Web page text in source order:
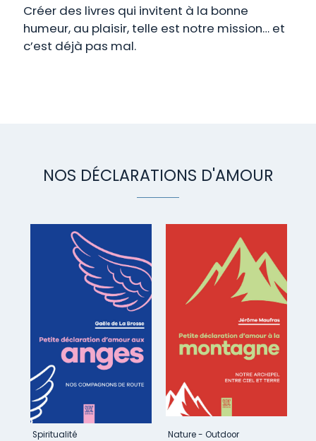
Créer des livres qui invitent à la bonne
humeur, au plaisir, telle est notre mission… et
c’est déjà pas mal.
NOS DÉCLARATIONS D'AMOUR
Spiritualité Nature-Outdoor